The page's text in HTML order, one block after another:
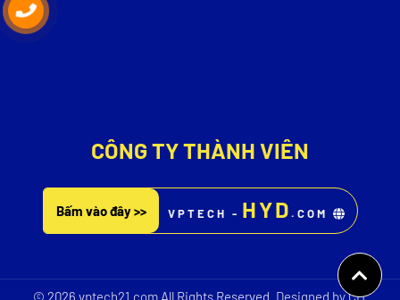
CÔNG TY THÀNH VIÊN
Bấm vào đây >> VPTECH - HYD.COM